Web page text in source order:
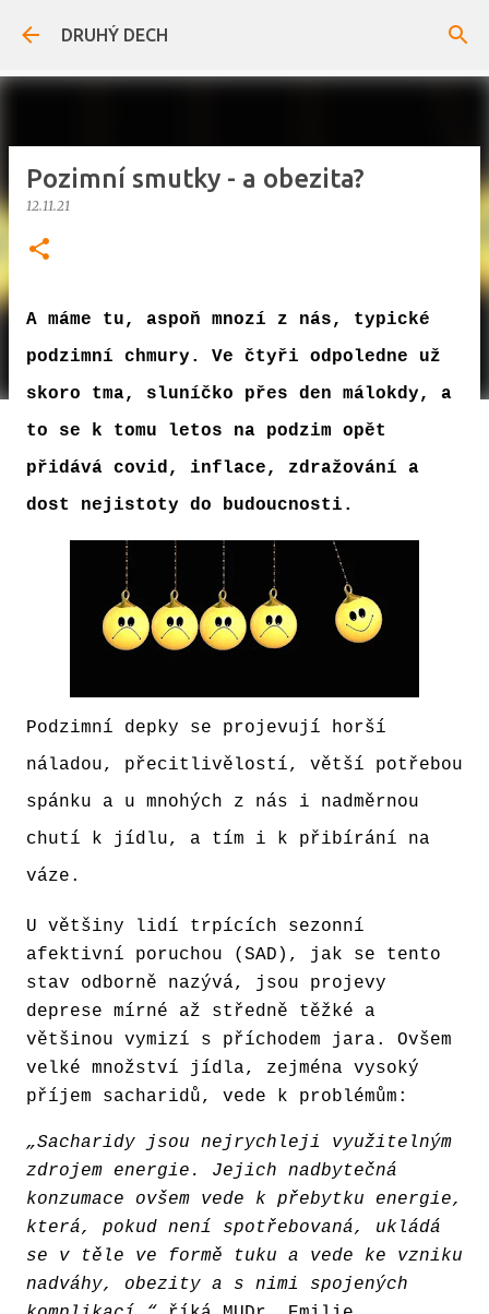
Přeskočit na hlavní obsah
DRUHÝ DECH
Pozimní smutky - a obezita?
12.11.21
A máme tu, aspoň mnozí z nás, typické
podzimní chmury. Ve čtyři odpoledne už
skoro tma, sluníčko přes den málokdy, a
to se k tomu letos na podzim opět
přidává covid, inflace, zdražování a
dost nejistoty do budoucnosti.
Podzimní depky se projevují horší
náladou, přecitlivělostí, větší potřebou
spánku a u mnohých z nás i nadměrnou
chutí k jídlu, a tím i k přibírání na
váze.
U většiny lidí trpících sezonní
afektivní poruchou (SAD), jak se tento
stav odborně nazývá, jsou projevy
deprese mírné až středně těžké a
většinou vymizí s příchodem jara. Ovšem
velké množství jídla, zejména vysoký
příjem sacharidů, vede k problémům:
„Sacharidy jsou nejrychleji využitelným
zdrojem energie. Jejich nadbytečná
konzumace ovšem vede k přebytku energie,
která, pokud není spotřebovaná, ukládá
se v těle ve formě tuku a vede ke vzniku
nadváhy, obezity a s nimi spojených